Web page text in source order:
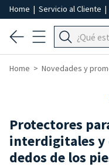
Home | Servicio al Cliente |
Home Novedades y
Protectores
interdigitales y
dedos de los